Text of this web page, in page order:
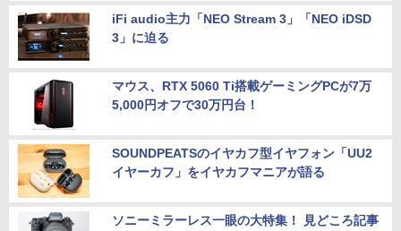
iFi audio主力「NEO Stream 3」「NEO iDSD
3」に迫る
マウス、RTX 5060 Ti搭載ゲーミングPCが7万
5,000円オフで30万円台！
SOUNDPEATSのイヤカフ型イヤフォン「UU2
イヤーカフ」をイヤカフマニアが語る
ソニーミラーレス一眼の大特集！ 見どころ記事